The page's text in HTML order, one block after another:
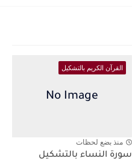
القرآن الكريم بالتشكيل
منذ بضع لحظات
سورة النساء بالتشكيل